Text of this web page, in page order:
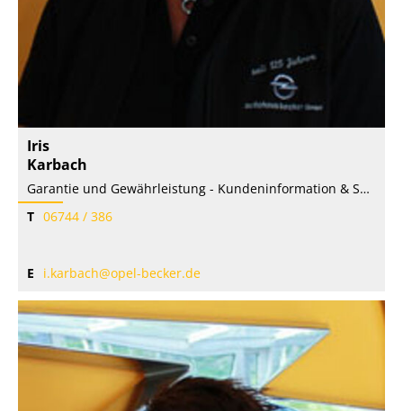
Iris
Karbach
Garantie und Gewährleistung - Kundeninformation & Service
T 06744 / 386
E i.karbach@opel-becker.de